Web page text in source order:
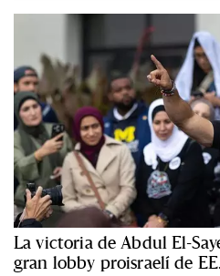
La victoria de Abdul El-
gran lobby proisraelí de